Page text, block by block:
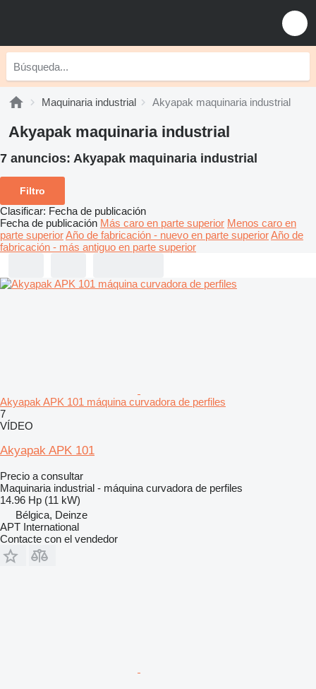
Maquinaria industrial Akyapak maquinaria industrial
Akyapak maquinaria industrial
7 anuncios: Akyapak maquinaria industrial
Filtro
Clasificar: Fecha de publicación
Fecha de publicación Más caro en parte superior Menos caro en
parte superiorAño de fabricación - nuevo en parte superiorAño de
fabricación - más antiguo en parte superior
Akyapak APK 101 máquina curvadora de perfiles
7
VÍDEO
Akyapak APK 101
Precio a consultar
Maquinaria industrial - máquina curvadora de perfiles
14.96 Hp (11 kW)
Bélgica, Deinze
APT International
Contacte con el vendedor